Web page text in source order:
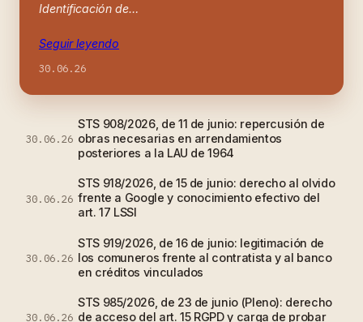
Identificación de…
Seguir leyendo
30.06.26
30.06.26
STS 908/2026, de 11 de junio: repercusión de
obras necesarias en arrendamientos
posteriores a la LAU de 1964
30.06.26
STS 918/2026, de 15 de junio: derecho al olvido
frente a Google y conocimiento efectivo del
art. 17 LSSI
30.06.26
STS 919/2026, de 16 de junio: legitimación de
los comuneros frente al contratista y al banco
en créditos vinculados
30.06.26
STS 985/2026, de 23 de junio (Pleno): derecho
de acceso del art. 15 RGPD y carga de probar